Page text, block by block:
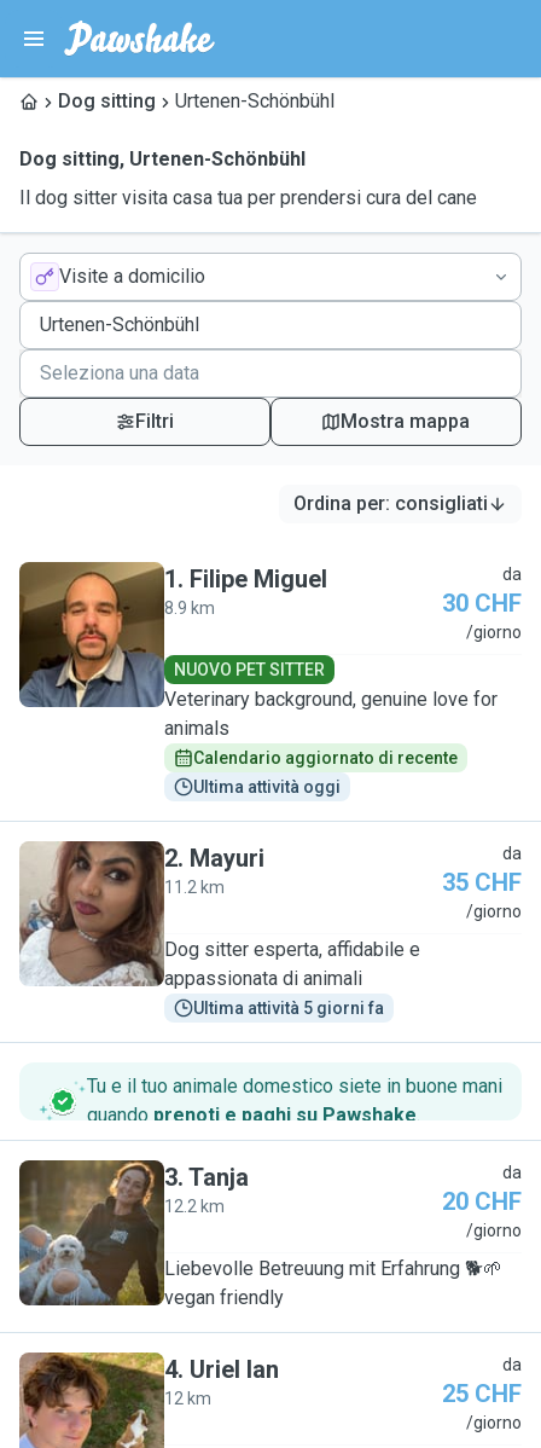
Dog sitting Urtenen-Schönbühl
Dog sitting, Urtenen-Schönbühl
Il dog sitter visita casa tua per prendersi cura del cane
Visite a domicilio
Filtri Mostra mappa
Ordina per: consigliati
F
1. Filipe Miguel
8.9 km
da
30 CHF
/giorno
NUOVO PET SITTER
Veterinary background, genuine love for
animals
Calendario aggiornato di recente
Ultima attività oggi
M
2. Mayuri
11.2 km
da
35 CHF
/giorno
Dog sitter esperta, affidabile e
appassionata di animali
Ultima attività 5 giorni fa
Tu e il tuo animale domestico siete in buone mani
quando prenoti e paghi su Pawshake.
T
3. Tanja
12.2 km
da
20 CHF
/giorno
Liebevolle Betreuung mit Erfahrung 🐕🌱
vegan friendly
U
4. Uriel Ian
12 km
da
25 CHF
/giorno